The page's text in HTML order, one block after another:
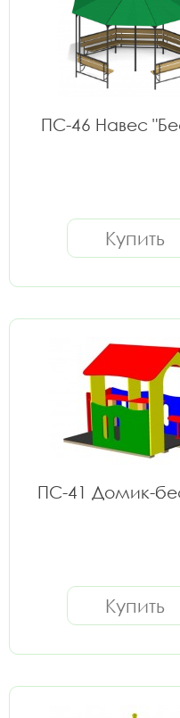
ПС-46 Навес
Купить
ПС-41 Домик-
Купить